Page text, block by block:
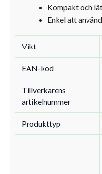
Kompakt och
Enkel att
Vikt
EAN-kod
Tillverkarens
artikelnummer
Produkttyp